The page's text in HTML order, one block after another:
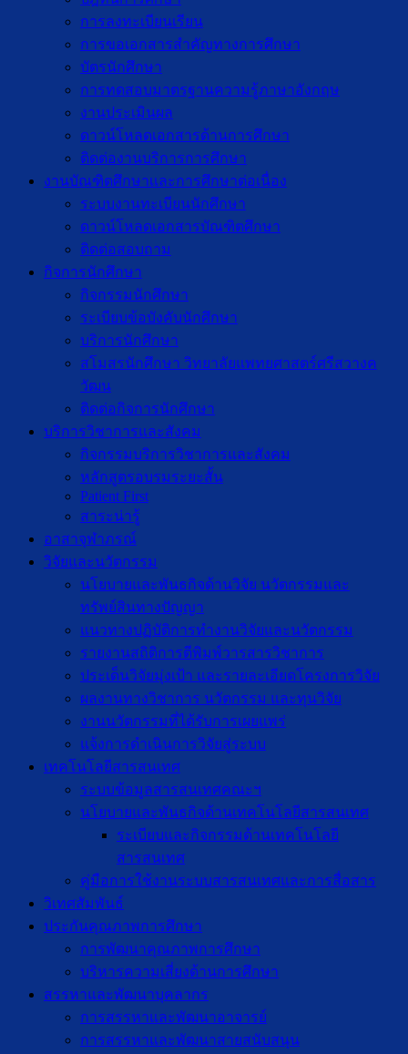
การลงทะเบียนเรียน
การขอเอกสารสำคัญทางการศึกษา
บัตรนักศึกษา
การทดสอบมาตรฐานความรู้ภาษาอังกฤษ
งานประเมินผล
ดาวน์โหลดเอกสารด้านการศึกษา
ติดต่องานบริการการศึกษา
งานบัณฑิตศึกษาเเละการศึกษาต่อเนื่อง
ระบบงานทะเบียนนักศึกษา
ดาวน์โหลดเอกสารบัณฑิตศึกษา
ติดต่อสอบถาม
กิจการนักศึกษา
กิจกรรมนักศึกษา
ระเบียบข้อบังคับนักศึกษา
บริการนักศึกษา
สโมสรนักศึกษา วิทยาลัยแพทยศาสตร์ศรีสวางค
วัฒน
ติดต่อกิจการนักศึกษา
บริการวิชาการและสังคม
กิจกรรมบริการวิชาการและสังคม
หลักสูตรอบรมระยะสั้น
Patient First
สาระน่ารู้
อาสาจุฬาภรณ์
วิจัยและนวัตกรรม
นโยบายและพันธกิจด้านวิจัย นวัตกรรมและ
ทรัพย์สินทางปัญญา
แนวทางปฏิบัติการทำงานวิจัยและนวัตกรรม
รายงานสถิติการตีพิมพ์วารสารวิชาการ
ประเด็นวิจัยมุ่งเป้า และรายละเอียดโครงการวิจัย
ผลงานทางวิชาการ นวัตกรรม และทุนวิจัย
งานนวัตกรรมที่ได้รับการเผยแพร่
แจ้งการดำเนินการวิจัยสู่ระบบ
เทคโนโลยีสารสนเทศ
ระบบข้อมูลสารสนเทศคณะฯ
นโยบายและพันธกิจด้านเทคโนโลยีสารสนเทศ
ระเบียบและกิจกรรมด้านเทคโนโลยี
สารสนเทศ
คู่มือการใช้งานระบบสารสนเทศและการสื่อสาร
วิเทศสัมพันธ์
ประกันคุณภาพการศึกษา
การพัฒนาคุณภาพการศึกษา
บริหารความเสี่ยงด้านการศึกษา
สรรหาและพัฒนาบุคลากร
การสรรหาและพัฒนาอาจารย์
การสรรหาและพัฒนาสายสนับสนุน